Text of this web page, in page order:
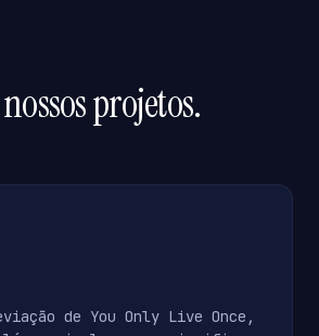
projetos.
de You Only Live Once,